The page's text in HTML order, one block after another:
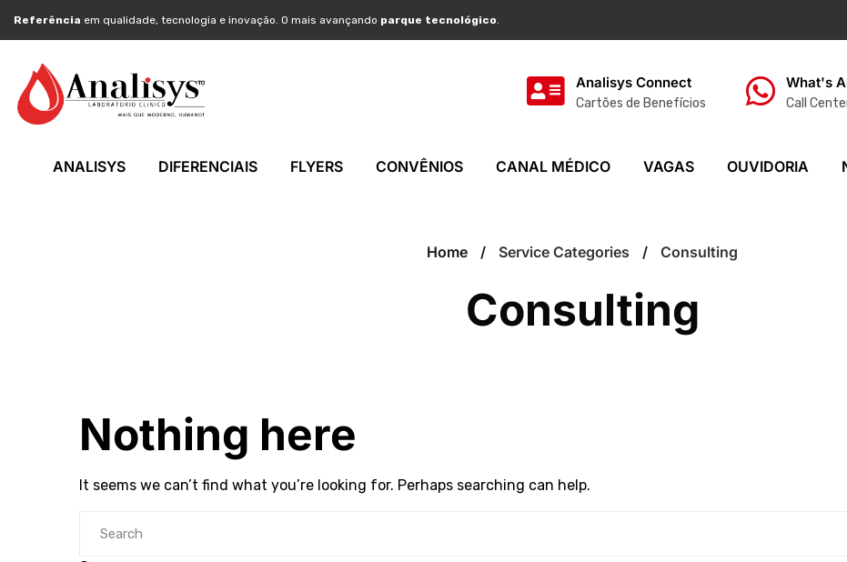
Referência em qualidade, tecnologia e inovação. O mais avançando parque tecnológico
Analisys Connect
Cartões de Benefícios
What's
Call
ANALISYS DIFERENCIAIS FLYERS CONVÊNIOS CANAL MÉDICO VAGAS OUVIDORIA
Home Service Categories Consulting
Consulting
Nothing here
It seems we can’t find what you’re looking for. Perhaps searching can help.